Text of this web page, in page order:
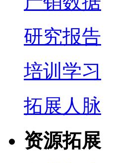
研究报告
培训学习
拓展人脉
资源拓展